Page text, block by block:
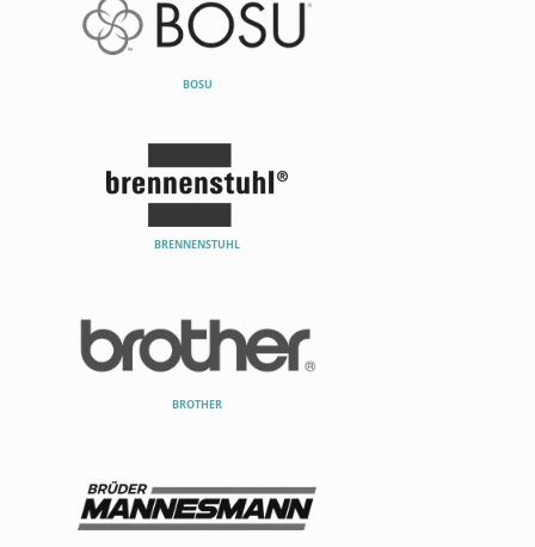
BOSU
BRENNENSTUHL
BROTHER